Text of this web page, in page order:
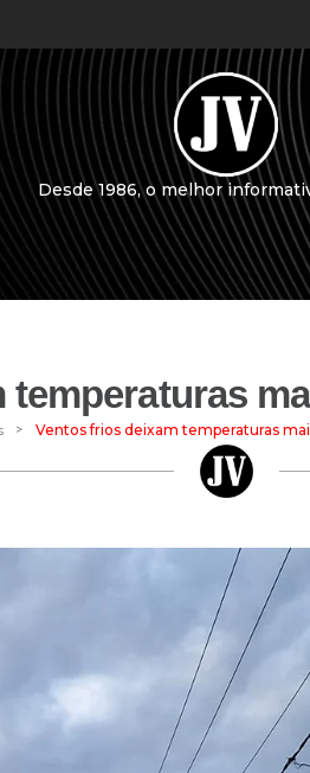
Desde 1986, o melhor
> Ventos frios deixam temperaturas